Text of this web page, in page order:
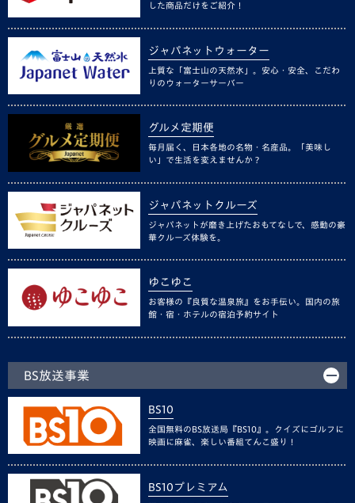
した商品だけをご紹介！
ジャパネットウォーター
上質な「富士山の天然水」。安心・安全、こだわ
りのウォーターサーバー
グルメ定期便
毎月届く、日本各地の名物・名産品。「美味し
い」で生活を変えませんか？
ジャパネットクルーズ
ジャパネットが磨き上げたおもてなしで、感動の豪
華クルーズ体験を。
ゆこゆこ
お客様の『良質な温泉旅』をお手伝い。国内の旅
館・宿・ホテルの宿泊予約サイト
BS放送事業
BS10
全国無料のBS放送局『BS10』。クイズにゴルフに
映画に麻雀、楽しい番組てんこ盛り！
BS10プレミアム